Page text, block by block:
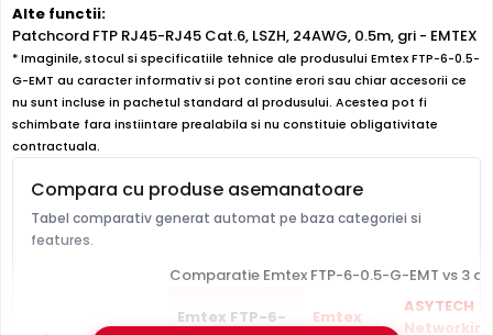
Alte functii:
Patchcord FTP RJ45-RJ45 Cat.6, LSZH, 24AWG, 0.5m, gri - EMTEX
* Imaginile, stocul si specificatiile tehnice ale produsului Emtex FTP-6-0.5-
G-EMT au caracter informativ si pot contine erori sau chiar accesorii ce
nu sunt incluse in pachetul standard al produsului. Acestea pot fi
schimbate fara instiintare prealabila si nu constituie obligativitate
contractuala.
Compara cu produse asemanatoare
Tabel comparativ generat automat pe baza categoriei si
features.
Comparatie Emtex FTP-6-0.5-G-EMT vs 3
Emtex FTP-6-
Emtex
ASYTECH